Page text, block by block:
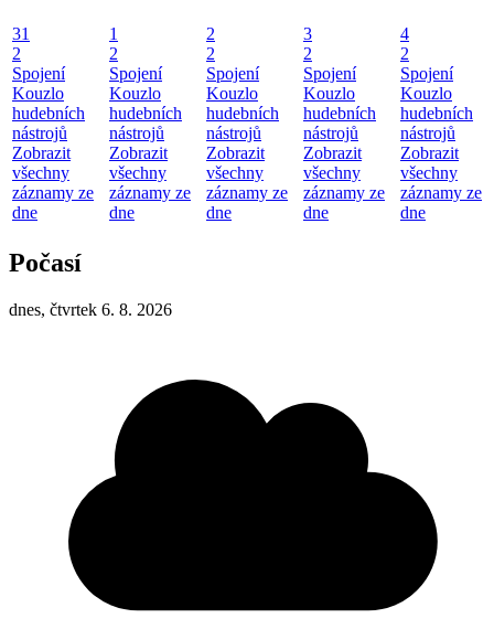
31
2
Spojení
Kouzlo
hudebních
nástrojů
Zobrazit
všechny
záznamy ze
dne
1
2
Spojení
Kouzlo
hudebních
nástrojů
Zobrazit
všechny
záznamy ze
dne
2
2
Spojení
Kouzlo
hudebních
nástrojů
Zobrazit
všechny
záznamy ze
dne
3
2
Spojení
Kouzlo
hudebních
nástrojů
Zobrazit
všechny
záznamy ze
dne
4
2
Spojení
Kouzlo
hudebních
nástrojů
Zobrazit
všechny
záznamy ze
dne
Počasí
dnes, čtvrtek 6. 8. 2026